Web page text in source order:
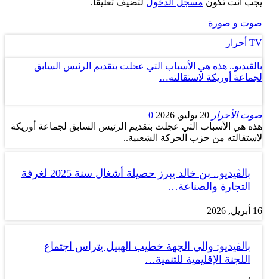
صوت و صورة
TV أحرار
بالڤيديو.. هذه هي الأسباب التي عجلت بتقديم الرئيس السابق
لجماعة أوريكة لاستقالته…
صوت الأحرار 20 يوليو, 2026
0
هذه هي الأسباب التي عجلت بتقديم الرئيس السابق لجماعة أوريكة
لاستقالته من حزب الحركة الشعبية..
بالڤيديو.. بن خالد يبرز حصيلة أشغال سنة 2025 لغرفة
التجارة والصناعة…
16 أبريل, 2026
بالفيديو: والي الجهة خطيب الهبيل يتراس اجتماع
اللجنة الإقليمية للتنمية…